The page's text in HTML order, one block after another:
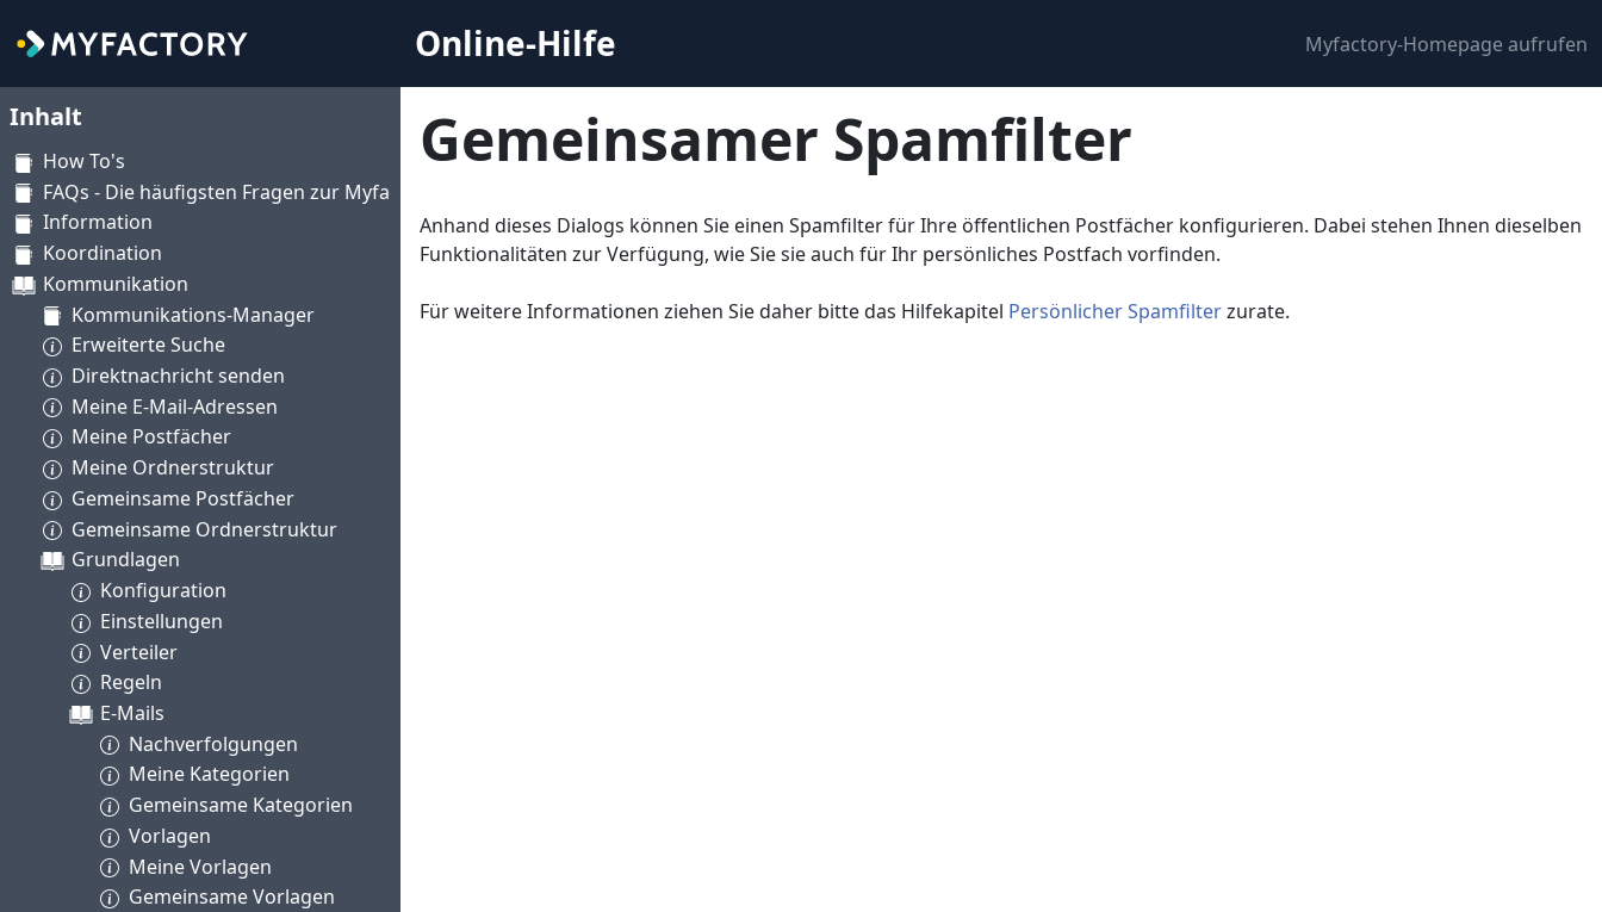
Online-Hilfe Myfactory-Homepage aufrufen
Inhalt
How To's
FAQs - Die häufigsten Fragen zur Myfactory
Information
Koordination
Kommunikation
Kommunikations-Manager
Erweiterte Suche
Direktnachricht senden
Meine E-Mail-Adressen
Meine Postfächer
Meine Ordnerstruktur
Gemeinsame Postfächer
Gemeinsame Ordnerstruktur
Grundlagen
Konfiguration
Einstellungen
Verteiler
Regeln
E-Mails
Nachverfolgungen
Meine Kategorien
Gemeinsame Kategorien
Vorlagen
Meine Vorlagen
Gemeinsame Vorlagen
Gemeinsamer Spamfilter
Anhand dieses Dialogs können Sie einen Spamfilter für Ihre öffentlichen Postfächer konfigurieren. Dabei stehen Ihnen dieselben
Funktionalitäten zur Verfügung, wie Sie sie auch für Ihr persönliches Postfach vorfinden.
Für weitere Informationen ziehen Sie daher bitte das Hilfekapitel Persönlicher Spamfilterzurate.